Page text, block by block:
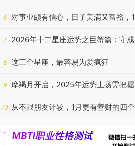
风波暂渡，心舟自稳
6
对事业颇有信心，日子美满又富裕，1
月开始半点不缺钱的星座
7
2026年十二星座运势之巨蟹篇：守成
养晦，静待春归
8 这三个星座，最容易为爱疯狂
9
摩羯月开启，2025年运势上扬需把握
机遇
10 从不跟朋友计较，1月更有善财的四个